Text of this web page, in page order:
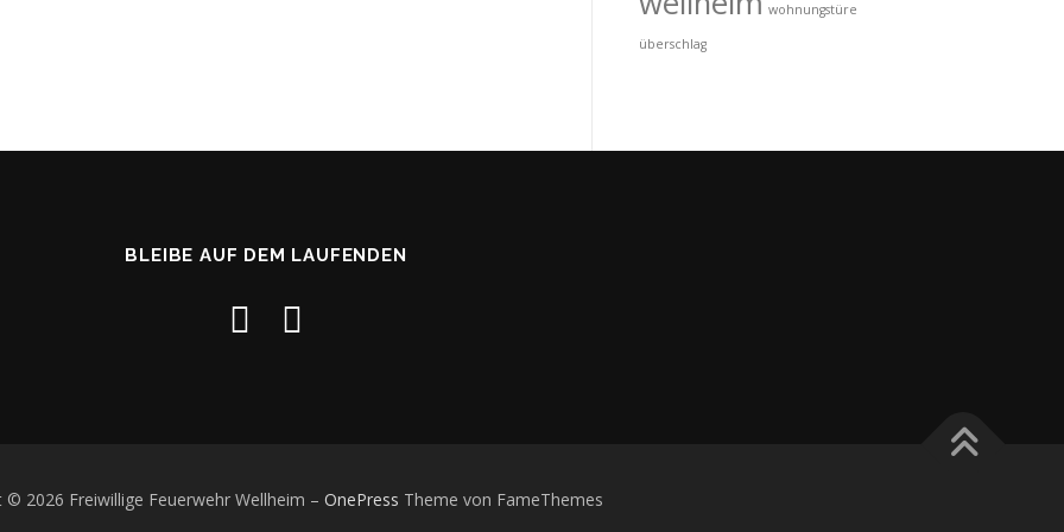
wohnungstüre
überschlag
BLEIBE AUF DEM LAUFENDEN
© 2026 Freiwillige Feuerwehr Wellheim – OnePress Theme von FameThemes